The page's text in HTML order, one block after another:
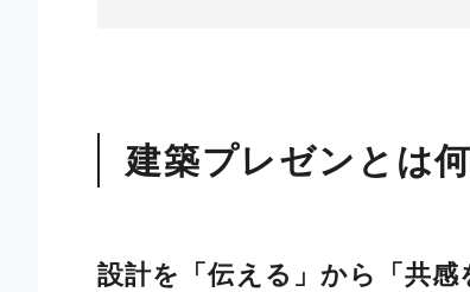
建築プレゼンとは
設計を「伝える」から「共